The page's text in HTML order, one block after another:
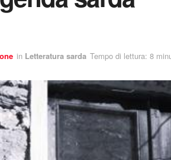
in Letteratura sarda Tempo di lettura: 8